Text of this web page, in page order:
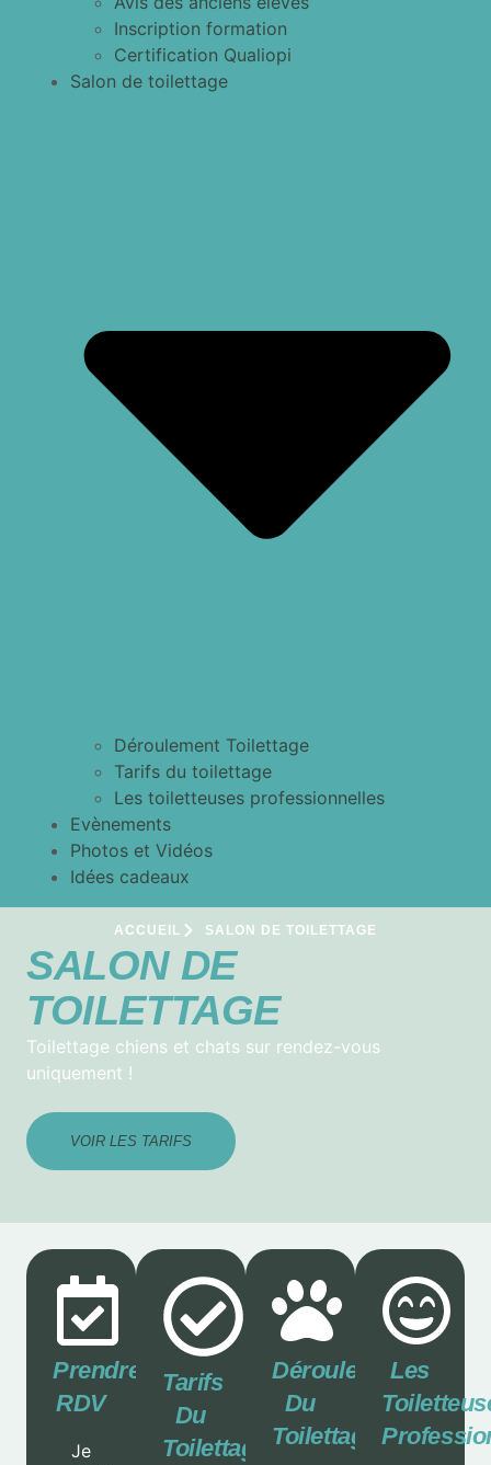
Inscription formation
Certification Qualiopi
Salon de toilettage
Déroulement Toilettage
Tarifs du toilettage
Les toiletteuses professionnelles
Evènements
Photos et Vidéos
Idées cadeaux
ACCUEIL SALON DE TOILETTAGE
SALON DE
TOILETTAGE
Toilettage chiens et chats sur rendez-vous
uniquement !
VOIR LES TARIFS
Prendre
RDV
Je
Tarifs
Du
Toilettage
Déroulement
Du
Toilettage
Les